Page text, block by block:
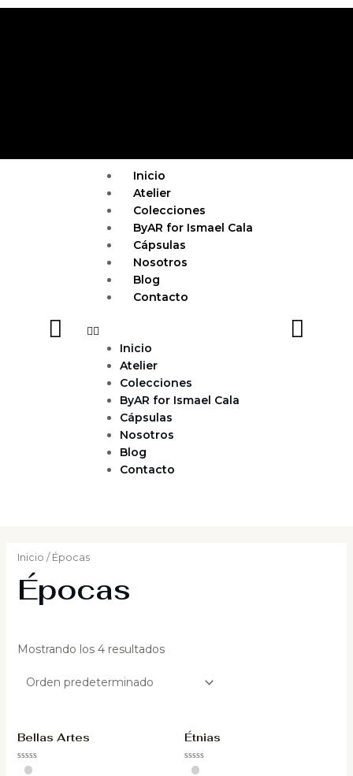
Ir
Inicio
Atelier
Colecciones
ByAR for Ismael Cala
Cápsulas
Nosotros
Blog
Contacto
Menu
Inicio
Atelier
Colecciones
ByAR for Ismael Cala
Cápsulas
Nosotros
Blog
Contacto
Inicio / Épocas
Épocas
Mostrando los 4 resultados
Bellas Artes
Valorado
Étnias
Valorado